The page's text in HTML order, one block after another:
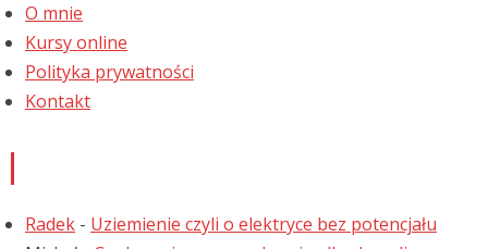
O mnie
Kursy online
Polityka prywatności
Kontakt
Radek - Uziemienie czyli o elektryce bez potencjału